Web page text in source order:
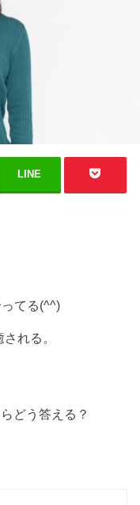
LINE
てる(^^)
れる。
どう答える？